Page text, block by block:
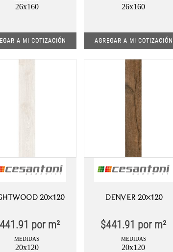
26x160
A MI COTIZACIÓN
26x160
AGREGAR A MI COTIZACIÓN
20×120
por m²
MEDIDAS
20x120
DENVER 20×120
$441.91 por m²
MEDIDAS
20x120